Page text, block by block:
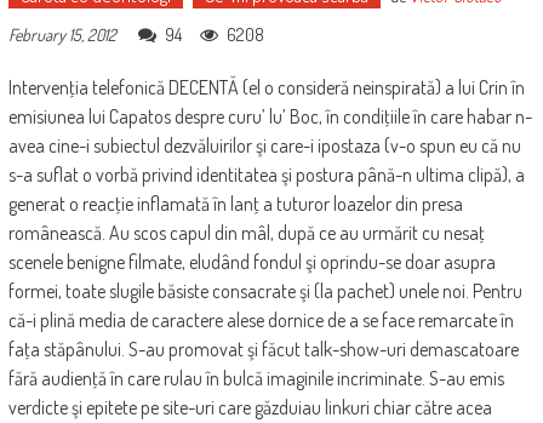
February 15, 2012
94 6208
Intervenţia telefonică DECENTĂ (el o consideră neinspirată) a lui Crin în
emisiunea lui Capatos despre curu’ lu’ Boc, în condiţiile în care habar n-
avea cine-i subiectul dezvăluirilor şi care-i ipostaza (v-o spun eu că nu
s-a suflat o vorbă privind identitatea şi postura până-n ultima clipă), a
generat o reacţie inflamată în lanţ a tuturor loazelor din presa
românească. Au scos capul din mâl, după ce au urmărit cu nesaţ
scenele benigne filmate, eludând fondul şi oprindu-se doar asupra
formei, toate slugile băsiste consacrate şi (la pachet) unele noi. Pentru
că-i plină media de caractere alese dornice de a se face remarcate în
faţa stăpânului. S-au promovat şi făcut talk-show-uri demascatoare
fără audienţă în care rulau în bulcă imaginile incriminate. S-au emis
verdicte şi epitete pe site-uri care găzduiau linkuri chiar către acea